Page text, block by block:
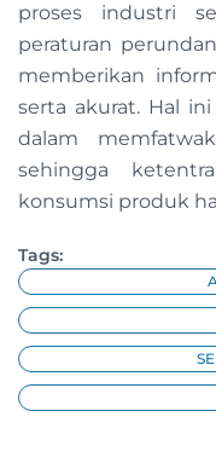
proses industri
peraturan
memberikan
serta akurat. Hal
dalam
sehingga
konsumsi produk
Tags: